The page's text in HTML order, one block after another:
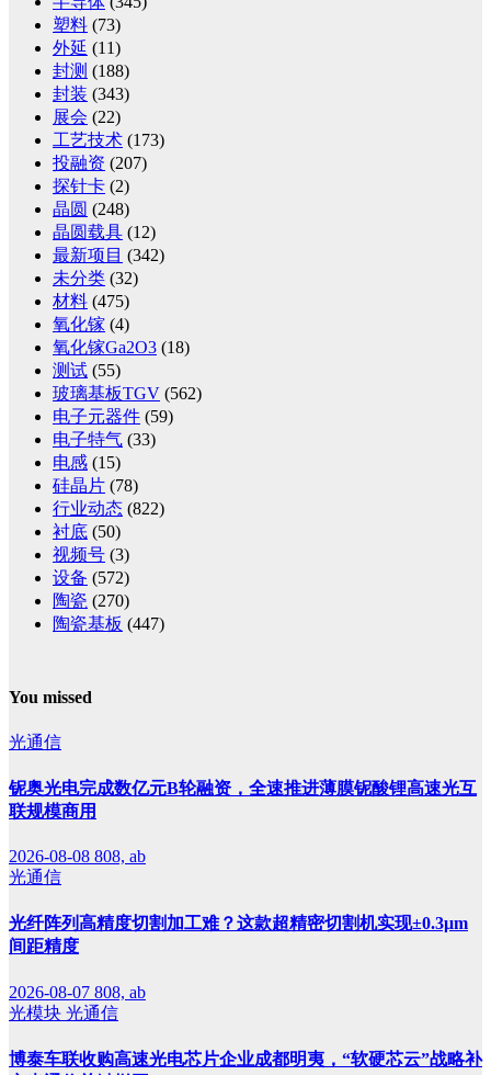
塑料 (73)
外延 (11)
封测 (188)
封装 (343)
展会 (22)
工艺技术 (173)
投融资 (207)
探针卡 (2)
晶圆 (248)
晶圆载具 (12)
最新项目 (342)
未分类 (32)
材料 (475)
氧化镓 (4)
氧化镓Ga2O3 (18)
测试 (55)
玻璃基板TGV (562)
电子元器件 (59)
电子特气 (33)
电感 (15)
硅晶片 (78)
行业动态 (822)
衬底 (50)
视频号 (3)
设备 (572)
陶瓷 (270)
陶瓷基板 (447)
You missed
光通信
铌奥光电完成数亿元B轮融资，全速推进薄膜铌酸锂高速光互
联规模商用
2026-08-08 808, ab
光通信
光纤阵列高精度切割加工难？这款超精密切割机实现±0.3μm
间距精度
2026-08-07 808, ab
光模块 光通信
博泰车联收购高速光电芯片企业成都明夷，“软硬芯云”战略补